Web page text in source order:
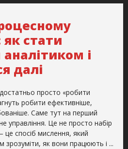
як стати
і
далі
просто «робити
робити ефективніше,
Саме тут на перший
управління. Це не просто набір
це спосіб мислення, який
зрозуміти, як вони працюють і ...